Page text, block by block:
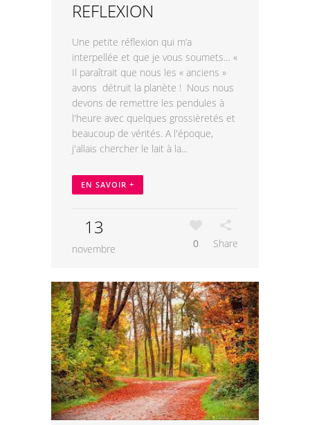
REFLEXION
Une petite réflexion qui m’a
interpellée et que je vous soumets… «
Il paraîtrait que nous les « anciens »
avons détruit la planète ! Nous nous
devons de remettre les pendules à
l'heure avec quelques grossièretés et
beaucoup de vérités. A l'époque,
j'allais chercher le lait à la...
EN SAVOIR +
13
novembre 0 Share